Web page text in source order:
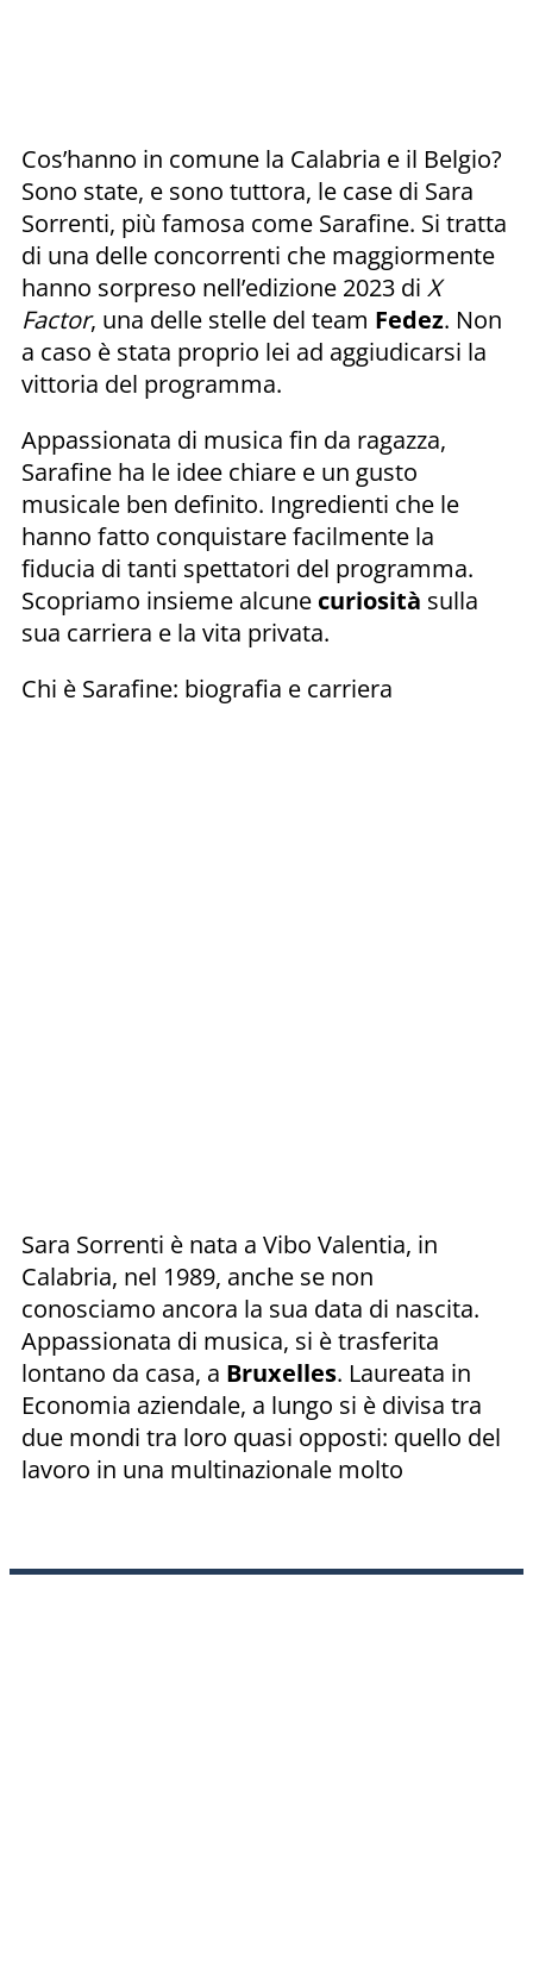
Cos’hanno in comune la Calabria e il Belgio?
Sono state, e sono tuttora, le case di Sara
Sorrenti, più famosa come Sarafine. Si tratta
di una delle concorrenti che maggiormente
hanno sorpreso nell’edizione 2023 di X
Factor, una delle stelle del team Fedez. Non
a caso è stata proprio lei ad aggiudicarsi la
vittoria del programma.
Appassionata di musica fin da ragazza,
Sarafine ha le idee chiare e un gusto
musicale ben definito. Ingredienti che le
hanno fatto conquistare facilmente la
fiducia di tanti spettatori del programma.
Scopriamo insieme alcune curiosità sulla
sua carriera e la vita privata.
Chi è Sarafine: biografia e carriera
Sara Sorrenti è nata a Vibo Valentia, in
Calabria, nel 1989, anche se non
conosciamo ancora la sua data di nascita.
Appassionata di musica, si è trasferita
lontano da casa, a Bruxelles. Laureata in
Economia aziendale, a lungo si è divisa tra
due mondi tra loro quasi opposti: quello del
lavoro in una multinazionale molto